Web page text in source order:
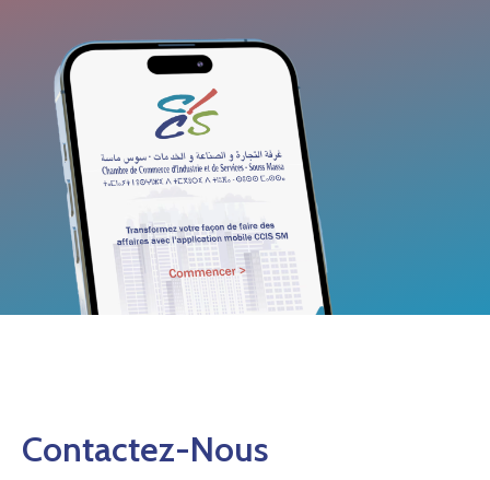
Contactez-Nous